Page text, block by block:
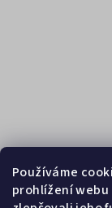
Používáme
prohlížení